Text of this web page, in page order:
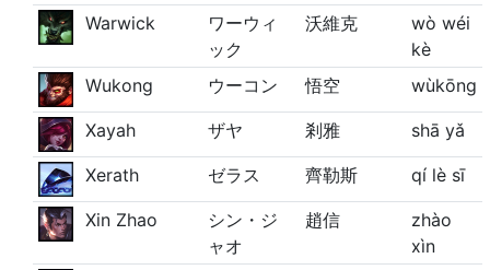
Warwick
ワーウィ
ック
沃維克
wò wéi
kè
Wukong
ウーコン 悟空 wùkōng
Xayah ザヤ 剎雅 shā yǎ
Xerath ゼラス 齊勒斯 qí lè sī
Xin Zhao
シン・ジ
ャオ
趙信
zhào
xìn